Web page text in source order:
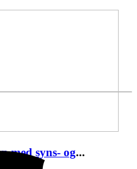
med syns- og...